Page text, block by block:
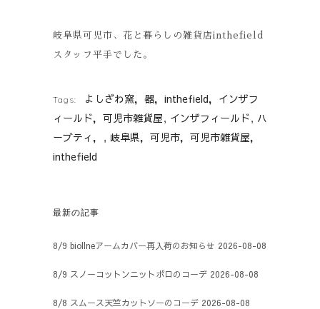
岐阜県可児市、花と暮らしの雑貨店inthefield
スタッフ平手でした。
Tags:
よしざわ窯，器，inthefield，インザフ
ィールド，可児市雑貨屋, インザフィールド, ハ
ーブティ，
, 岐阜県，可児市，可児市雑貨屋，
inthefield
最新の記事
8/9 biollneアームカバー再入荷のお知らせ 2026-08-08
8/9 スノーコットンニットポロのコーデ 2026-08-08
8/8 スムース天竺カットソーのコーデ 2026-08-08